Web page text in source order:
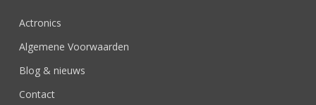
Actronics
Algemene Voorwaarden
Blog & nieuws
Contact